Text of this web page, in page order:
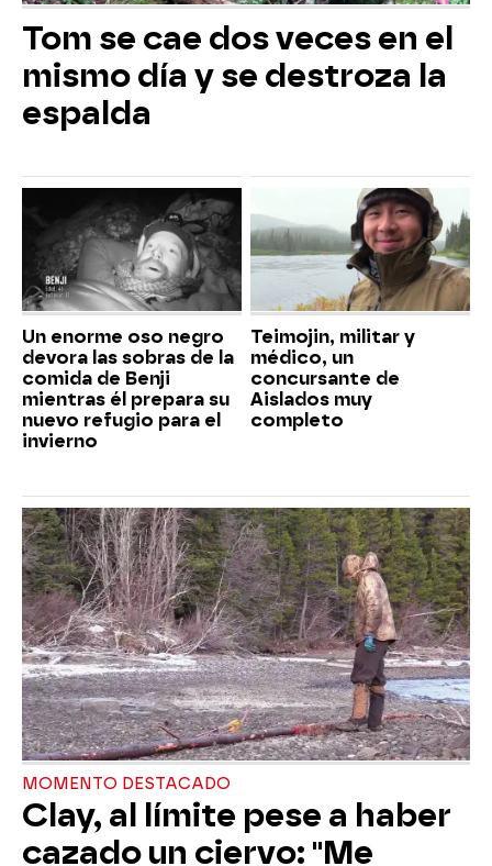
Tom se cae dos veces en el
mismo día y se destroza la
espalda
Un enorme oso negro
devora las sobras de la
comida de Benji
mientras él prepara su
nuevo refugio para el
invierno
Teimojin, militar y
médico, un
concursante de
Aislados muy
completo
MOMENTO DESTACADO
Clay, al límite pese a haber
cazado un ciervo: "Me